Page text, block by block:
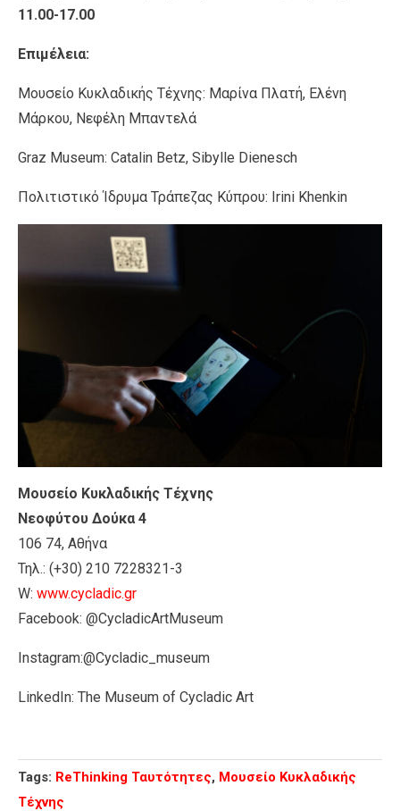
11.00-17.00
Επιμέλεια:
Μουσείο Κυκλαδικής Τέχνης: Μαρίνα Πλατή, Ελένη
Μάρκου, Νεφέλη Μπαντελά
Graz Museum: Catalin Betz, Sibylle Dienesch
Πολιτιστικό Ίδρυμα Τράπεζας Κύπρου: Irini Khenkin
Μουσείο Κυκλαδικής Τέχνης
Νεοφύτου Δούκα 4
106 74, Αθήνα
Τηλ.: (+30) 210 7228321-3
W: www.cycladic.gr
Facebook: @CycladicArtMuseum
Instagram:@Cycladic_museum
LinkedIn: The Museum of Cycladic Art
Tags: ReThinking Ταυτότητες, Μουσείο Κυκλαδικής
Τέχνης